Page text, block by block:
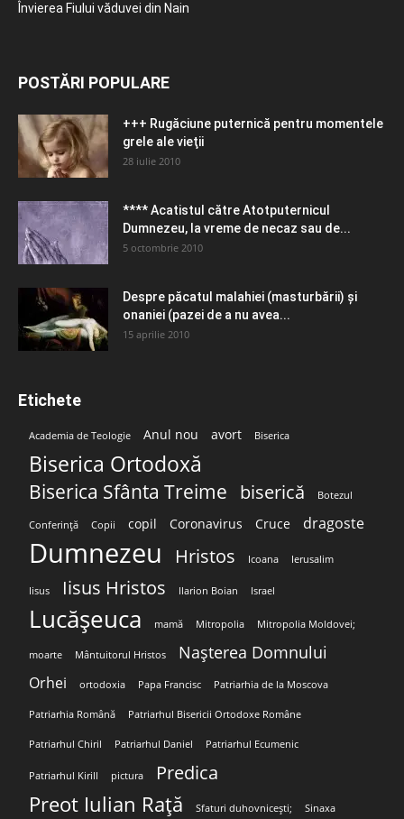
Învierea Fiului văduvei din Nain
POSTĂRI POPULARE
+++ Rugăciune puternică pentru momentele
grele ale vieţii
28 iulie 2010
**** Acatistul către Atotputernicul
Dumnezeu, la vreme de necaz sau de...
5 octombrie 2010
Despre păcatul malahiei (masturbării) şi
onaniei (pazei de a nu avea...
15 aprilie 2010
Etichete
Academia de Teologie Anul nou avort Biserica
Biserica Ortodoxă
Biserica Sfânta Treime biserică Botezul
Conferință Copii copil Coronavirus Cruce dragoste
Dumnezeu Hristos Icoana Ierusalim
Iisus Iisus Hristos Ilarion Boian Israel
Lucășeuca mamă Mitropolia Mitropolia Moldovei;
moarte Mântuitorul Hristos Nașterea Domnului
Orhei ortodoxia Papa Francisc Patriarhia de la Moscova
Patriarhia Română Patriarhul Bisericii Ortodoxe Române
Patriarhul Chiril Patriarhul Daniel Patriarhul Ecumenic
Patriarhul Kirill pictura Predica
Preot Iulian Rață Sfaturi duhovnicești; Sinaxa